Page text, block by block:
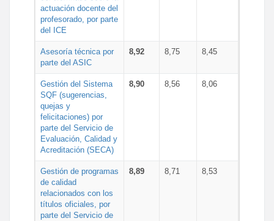
actuación docente del
profesorado, por parte
del ICE
Asesoría técnica por
parte del ASIC
8,92 8,75 8,45
Gestión del Sistema
SQF (sugerencias,
quejas y
felicitaciones) por
parte del Servicio de
Evaluación, Calidad y
Acreditación (SECA)
8,90 8,56 8,06
Gestión de programas
de calidad
relacionados con los
títulos oficiales, por
parte del Servicio de
8,89 8,71 8,53